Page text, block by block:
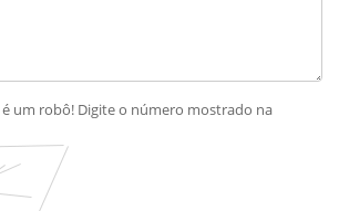
um robô! Digite o número mostrado na